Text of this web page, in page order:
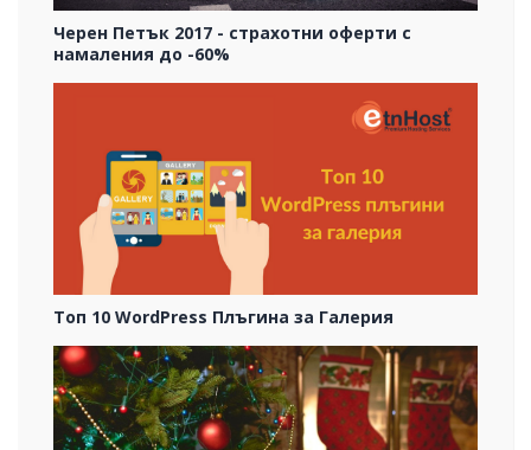
Черен Петък 2017 - страхотни оферти с
намаления до -60%
Топ 10 WordPress Плъгина за Галерия